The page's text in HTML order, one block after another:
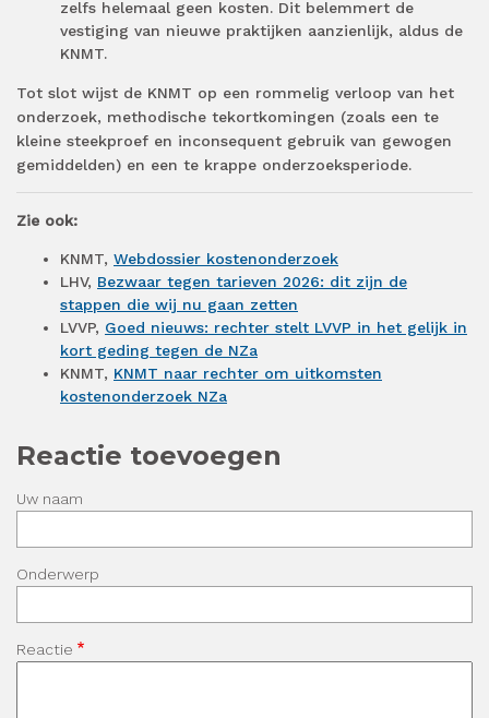
zelfs helemaal geen kosten. Dit belemmert de
vestiging van nieuwe praktijken aanzienlijk, aldus de
KNMT.
Tot slot wijst de KNMT op een rommelig verloop van het
onderzoek, methodische tekortkomingen (zoals een te
kleine steekproef en inconsequent gebruik van gewogen
gemiddelden) en een te krappe onderzoeksperiode.
Zie ook:
KNMT, Webdossier kostenonderzoek
LHV, Bezwaar tegen tarieven 2026: dit zijn de
stappen die wij nu gaan zetten
LVVP, Goed nieuws: rechter stelt LVVP in het gelijk in
kort geding tegen de NZa
KNMT, KNMT naar rechter om uitkomsten
kostenonderzoek NZa
Reactie toevoegen
Uw naam
Onderwerp
Reactie